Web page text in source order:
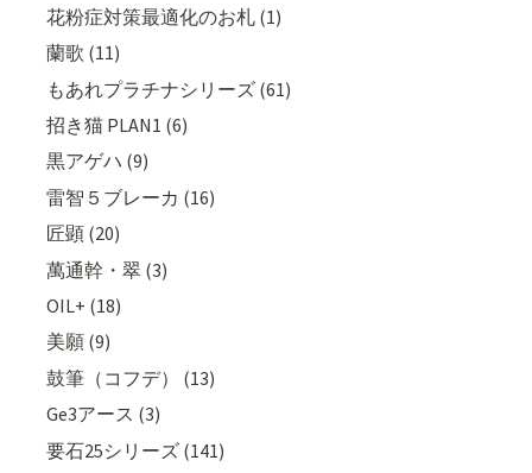
花粉症対策最適化のお札 (1)
蘭歌 (11)
もあれプラチナシリーズ (61)
招き猫 PLAN1 (6)
黒アゲハ (9)
雷智５ブレーカ (16)
匠顕 (20)
萬通幹・翠 (3)
OIL+ (18)
美願 (9)
鼓筆（コフデ） (13)
Ge3アース (3)
要石25シリーズ (141)